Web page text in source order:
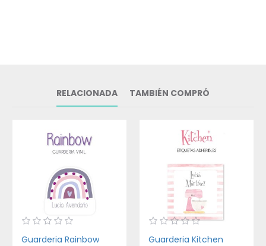
RELACIONADA TAMBIÉN COMPRÓ
Guarderia Rainbow Guarderia Kitchen